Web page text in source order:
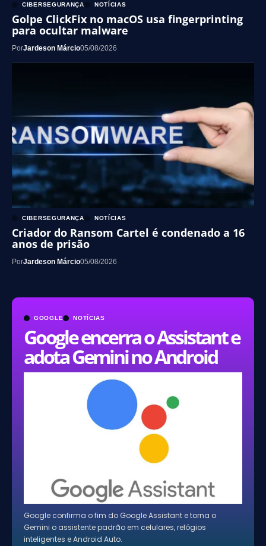
GOOGLE NOTÍCIAS
Google encerra o Assistant e
adota Gemini no Android
Google confirma o fim do Google Assistant e torna o
Gemini o assistente padrão em celulares, relógios
inteligentes e Android Auto.
CIBERSEGURANÇA NOTÍCIAS
Golpe ClickFix no macOS usa fingerprinting
para ocultar malware
PorJardeson Márcio05/08/2026
CIBERSEGURANÇA NOTÍCIAS
Criador do Ransom Cartel é condenado a 16
anos de prisão
PorJardeson Márcio05/08/2026